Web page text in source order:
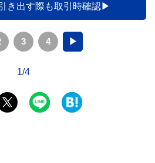
き出す際も取引時確認
3 4 ▶
1/4